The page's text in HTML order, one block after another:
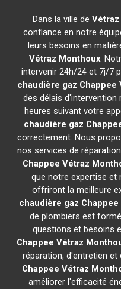
Dans la ville de
confiance en notre
leurs besoins en
Vétraz Monthoux.
intervenir 24h/24 et 7j/7
chaudière gaz Chappee
des délais d'intervention
heures suivant votre
chaudière gaz
correctement. Nous
nos services de
Chappee Vétraz
que notre expertise et
offriront la meilleure
chaudière gaz Chappee
de plombiers est
questions et besoins
Chappee Vétraz
réparation, d'entretien et
Chappee Vétraz
améliorer l'efficacité